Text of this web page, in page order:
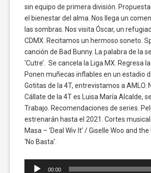
sin equipo de primera división.
el bienestar del alma. Nos llega un
las sombras. Nos visita Óscar, un
CDMX. Recitamos un hermoso soneto.
canción de Bad Bunny. La palabra de la
‘Cutre’. Se cancela la Liga MX. Regresa
Ponen muñecas inflables en un estadio
Gotitas de la 4T, entrevistamos a AMLO.
Cállate de la 4T es Luisa María Alcalde,
Trabajo. Recomendaciones de series.
estrenarán hasta el 2021. Cortes
Masa – ‘Deal Wiv It’ / Giselle Woo and
‘No Basta’.
Reproductor
00:00